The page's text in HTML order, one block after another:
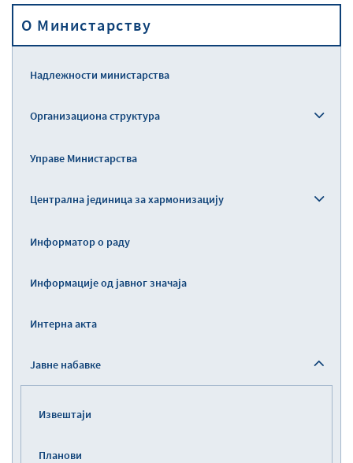
Прописи
O Министарству
Надлежности министарства
Организациона структура
Управе Министарства
Централна јединица за хармонизацију
Информатор о раду
Информације од јавног значаја
Интерна акта
Јавне набавке
Извештаји
Планови